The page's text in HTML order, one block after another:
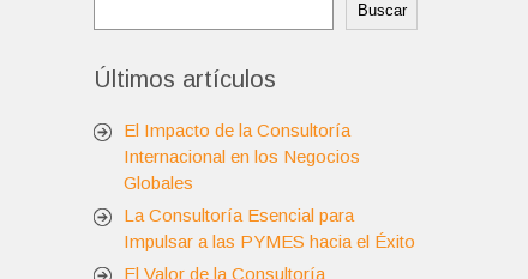
Buscar
Últimos artículos
El Impacto de la Consultoría
Internacional en los Negocios
Globales
La Consultoría Esencial para
Impulsar a las PYMES hacia el Éxito
El Valor de la Consultoría